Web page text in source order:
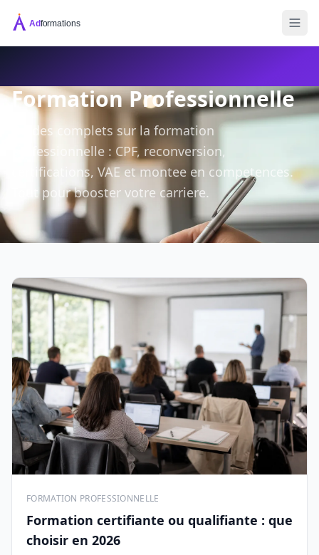
Formation Professionnelle
Guides complets sur la formation
professionnelle : CPF, reconversion,
certifications, VAE et montee en competences.
Tout pour booster votre carriere.
FORMATION PROFESSIONNELLE
Formation certifiante ou qualifiante : que
choisir en 2026